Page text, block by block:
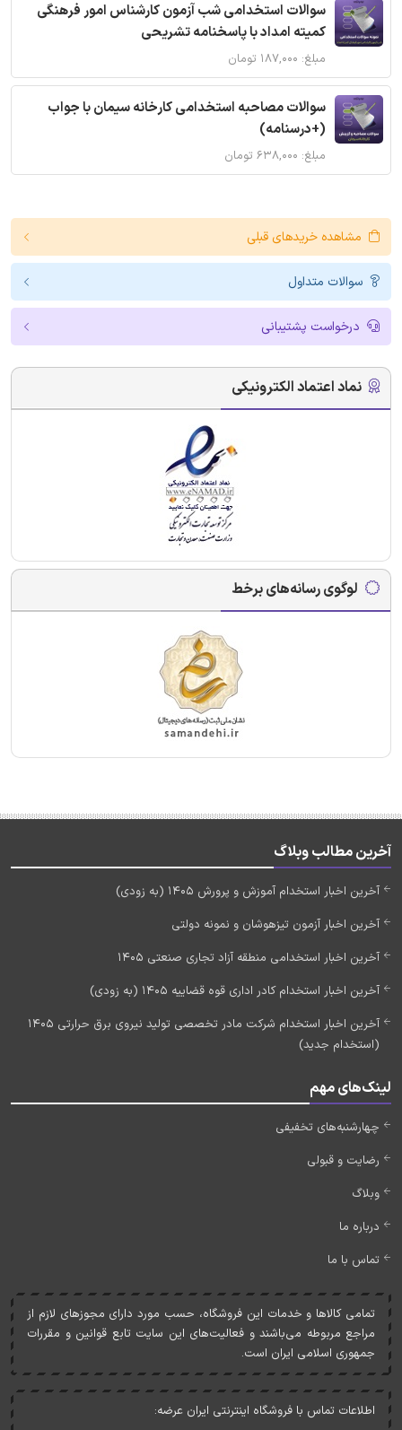
سوالات استخدامی شب آزمون کارشناس امور فرهنگی
کمیته امداد با پاسخنامه تشریحی
مبلغ: ۱۸۷,۰۰۰ تومان
سوالات مصاحبه استخدامی کارخانه سیمان با جواب
(+درسنامه)
مبلغ: ۶۳۸,۰۰۰ تومان
مشاهده خریدهای قبلی
سوالات متداول
درخواست پشتیبانی
نماد اعتماد الکترونیکی
لوگوی رسانه‌های برخط
آخرین مطالب وبلاگ
آخرین اخبار استخدام آموزش و پرورش 1405 (به زودی)
آخرین اخبار آزمون تیزهوشان و نمونه دولتی
آخرین اخبار استخدامی منطقه آزاد تجاری صنعتی 1405
آخرین اخبار استخدام کادر اداری قوه قضاییه 1405 (به زودی)
آخرین اخبار استخدام شرکت مادر تخصصی تولید نیروی برق حرارتی 1405
(استخدام جدید)
لینک‌های مهم
چهارشنبه‌های تخفیفی
رضایت و قبولی
وبلاگ
درباره ما
تماس با ما
تمامی کالاها و خدمات اين فروشگاه، حسب مورد دارای مجوزهای لازم از
مراجع مربوطه می‌باشند و فعاليت‌های اين سايت تابع قوانين و مقررات
جمهوری اسلامی ايران است.
اطلاعات تماس با فروشگاه اینترنتی ایران عرضه: